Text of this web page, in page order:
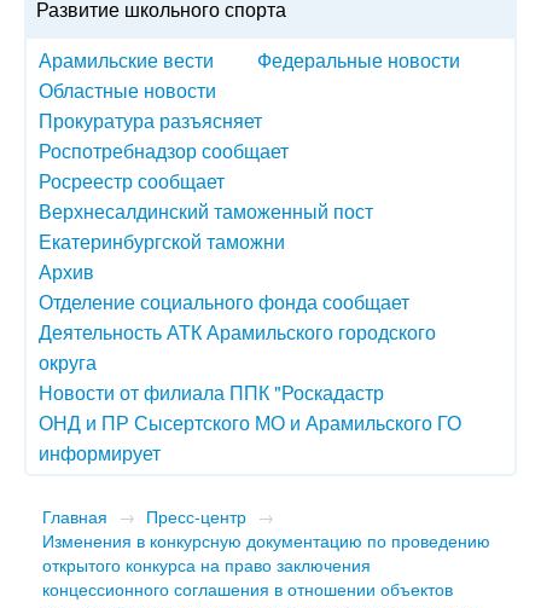
Развитие школьного спорта
Арамильские вести
Федеральные новости
Областные новости
Прокуратура разъясняет
Роспотребнадзор сообщает
Росреестр сообщает
Верхнесалдинский таможенный пост
Екатеринбургской таможни
Архив
Отделение социального фонда сообщает
Деятельность АТК Арамильского городского
округа
Новости от филиала ППК "Роскадастр
ОНД и ПР Сысертского МО и Арамильского ГО
информирует
Главная → Пресс-центр →
Изменения в конкурсную документацию по проведению
открытого конкурса на право заключения
концессионного соглашения в отношении объектов